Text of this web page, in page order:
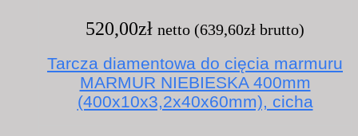
520,00zł netto (639,60zł brutto)
Tarcza diamentowa do cięcia marmuru
MARMUR NIEBIESKA 400mm
(400x10x3,2x40x60mm), cicha